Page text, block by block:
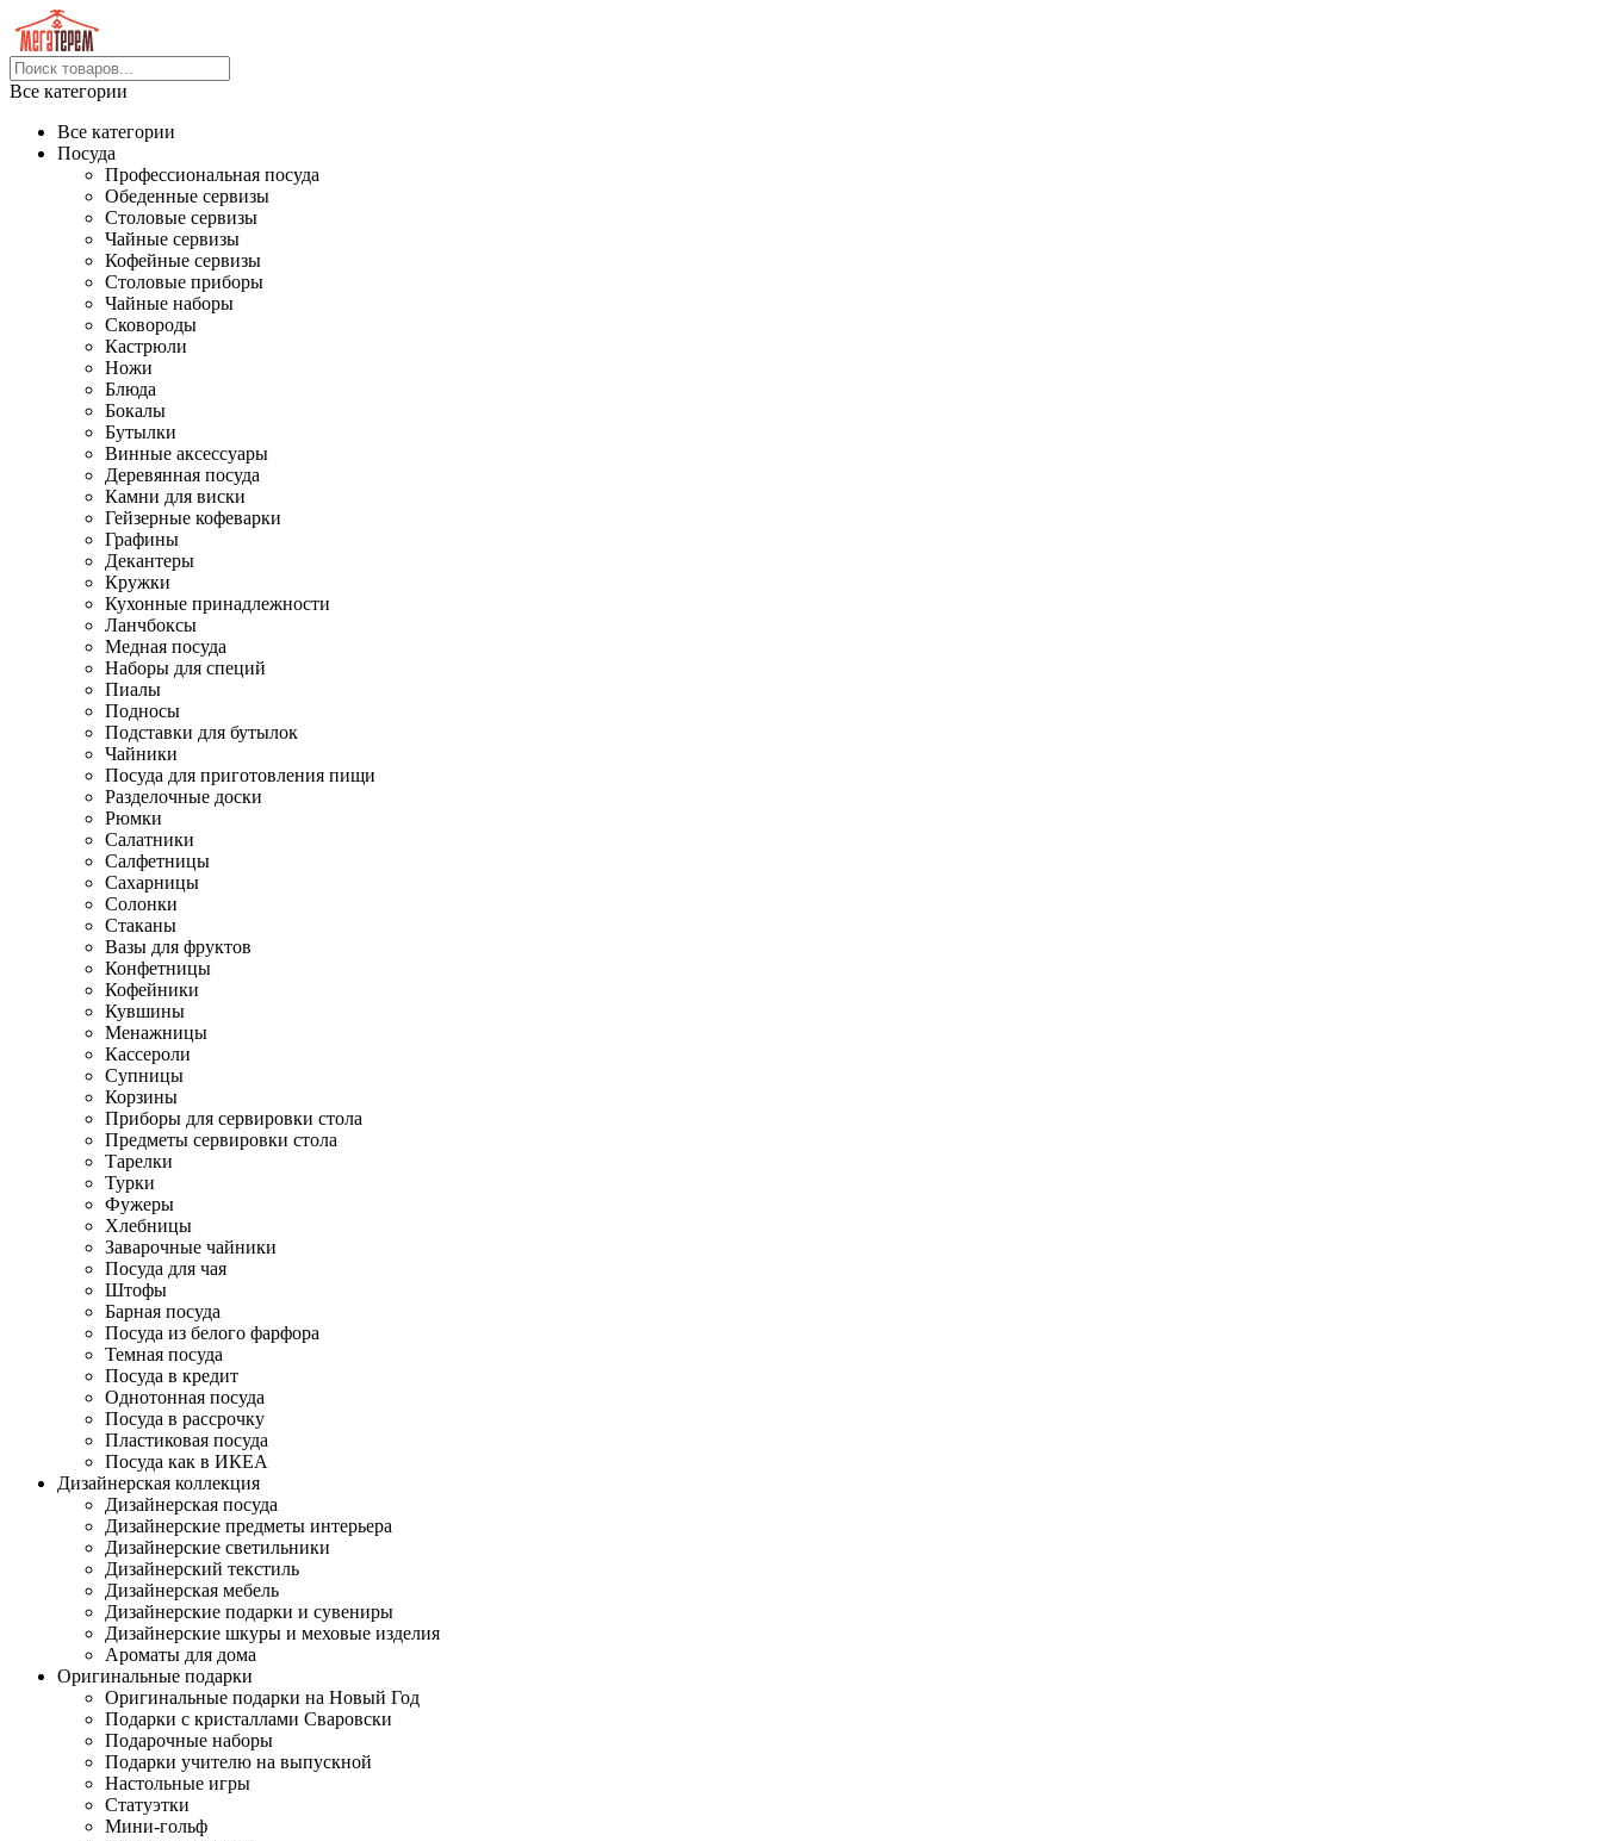
Все категории
Все категории
Посуда
Профессиональная посуда
Обеденные сервизы
Столовые сервизы
Чайные сервизы
Кофейные сервизы
Столовые приборы
Чайные наборы
Сковороды
Кастрюли
Ножи
Блюда
Бокалы
Бутылки
Винные аксессуары
Деревянная посуда
Камни для виски
Гейзерные кофеварки
Графины
Декантеры
Кружки
Кухонные принадлежности
Ланчбоксы
Медная посуда
Наборы для специй
Пиалы
Подносы
Подставки для бутылок
Чайники
Посуда для приготовления пищи
Разделочные доски
Рюмки
Салатники
Салфетницы
Сахарницы
Солонки
Стаканы
Вазы для фруктов
Конфетницы
Кофейники
Кувшины
Менажницы
Кассероли
Супницы
Корзины
Приборы для сервировки стола
Предметы сервировки стола
Тарелки
Турки
Фужеры
Хлебницы
Заварочные чайники
Посуда для чая
Штофы
Барная посуда
Посуда из белого фарфора
Темная посуда
Посуда в кредит
Однотонная посуда
Посуда в рассрочку
Пластиковая посуда
Посуда как в ИКЕА
Дизайнерская коллекция
Дизайнерская посуда
Дизайнерские предметы интерьера
Дизайнерские светильники
Дизайнерский текстиль
Дизайнерская мебель
Дизайнерские подарки и сувениры
Дизайнерские шкуры и меховые изделия
Ароматы для дома
Оригинальные подарки
Оригинальные подарки на Новый Год
Подарки с кристаллами Сваровски
Подарочные наборы
Подарки учителю на выпускной
Настольные игры
Статуэтки
Мини-гольф